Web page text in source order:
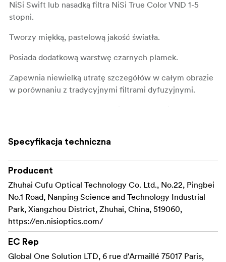
NiSi Swift lub nasadką filtra NiSi True Color VND 1-5
stopni.
Tworzy miękką, pastelową jakość światła.
Posiada dodatkową warstwę czarnych plamek.
Zapewnia niewielką utratę szczegółów w całym obrazie
w porównaniu z tradycyjnymi filtrami dyfuzyjnymi.
Nano powłoka, wodoodporna i antyrefleksyjna.
95 mm.
Specyfikacja techniczna
Producent
Zhuhai Cufu Optical Technology Co. Ltd., No.22, Pingbei
No.1 Road, Nanping Science and Technology Industrial
Park, Xiangzhou District, Zhuhai, China, 519060,
https://en.nisioptics.com/
EC Rep
Global One Solution LTD, 6 rue d'Armaillé 75017 Paris,